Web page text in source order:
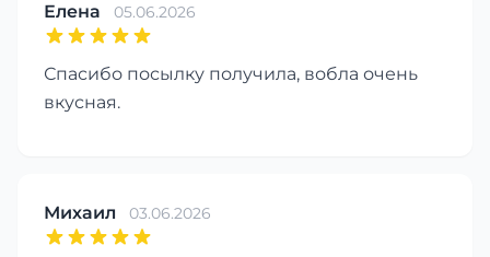
Елена 05.06.2026
Спасибо посылку получила, вобла очень
вкусная.
Михаил 03.06.2026